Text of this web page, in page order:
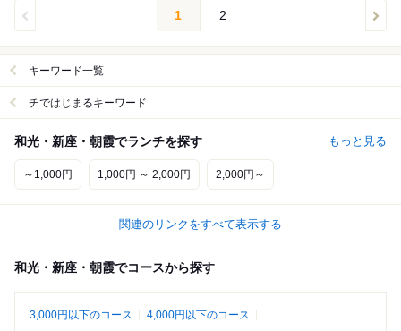
1 2
キーワード一覧
チではじまるキーワード
和光・新座・朝霞でランチを探す もっと見る
～1,000円 1,000円 ～ 2,000円 2,000円～
関連のリンクをすべて表示する
和光・新座・朝霞でコースから探す
3,000円以下のコース
4,000円以下のコース